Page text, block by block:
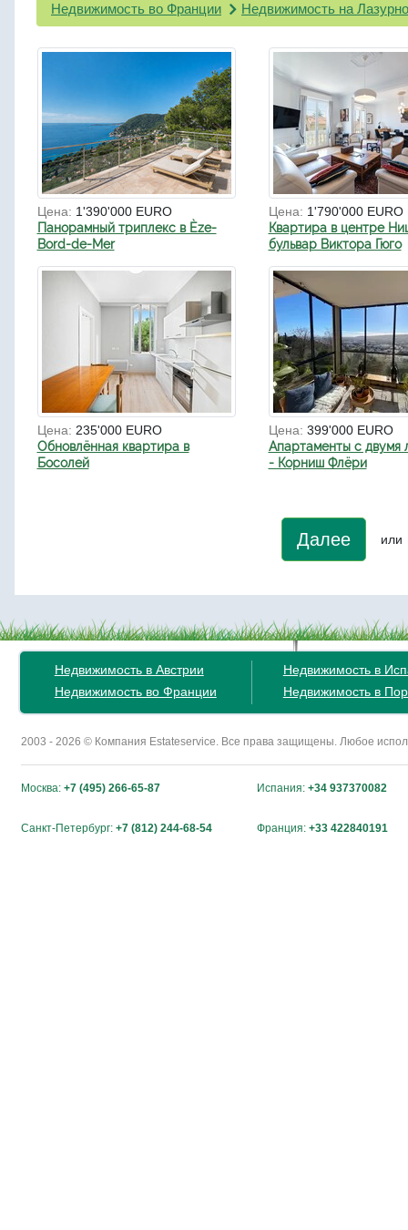
Недвижимость во Франции Недвижимость на
Цена: 1'390'000 EURO
Панорамный триплекс в Èze-
Bord-de-Mer
Цена: 1'790'000 EURO
Квартира в центре
бульвар Виктора Гюго
Цена: 235'000 EURO
Обновлённая квартира в
Босолей
Цена: 399'000 EURO
Апартаменты с двумя
- Корниш Флёри
Далее или
Недвижимость в Австрии
Недвижимость во Франции
Недвижимость в
Недвижимость в
2003 - 2026 © Компания Estateservice. Все права защищены. Любое
Москва: +7 (495) 266-65-87 Испания: +34 937370082
Санкт-Петербург: +7 (812) 244-68-54 Франция: +33 422840191